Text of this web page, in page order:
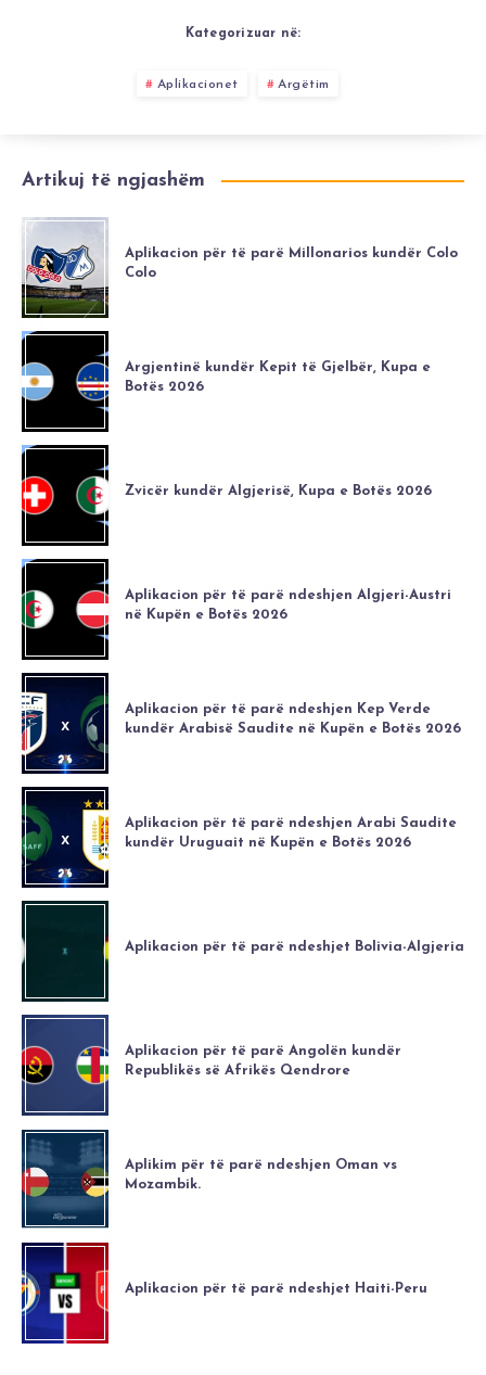
Kategorizuar në:
Aplikacionet Argëtim
Artikuj të ngjashëm
Aplikacion për të parë Millonarios kundër Colo
Colo
Argjentinë kundër Kepit të Gjelbër, Kupa e
Botës 2026
Zvicër kundër Algjerisë, Kupa e Botës 2026
Aplikacion për të parë ndeshjen Algjeri-Austri
në Kupën e Botës 2026
Aplikacion për të parë ndeshjen Kep Verde
kundër Arabisë Saudite në Kupën e Botës 2026
Aplikacion për të parë ndeshjen Arabi Saudite
kundër Uruguait në Kupën e Botës 2026
Aplikacion për të parë ndeshjet Bolivia-Algjeria
Aplikacion për të parë Angolën kundër
Republikës së Afrikës Qendrore
Aplikim për të parë ndeshjen Oman vs
Mozambik.
Aplikacion për të parë ndeshjet Haiti-Peru